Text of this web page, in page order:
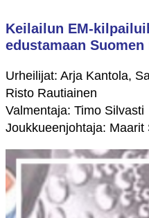
Keilailun EM-
edustamaan
Urheilijat: Arja Kantola,
Risto Rautiainen
Valmentaja: Timo Silvasti
Joukkueenjohtaja: Maarit